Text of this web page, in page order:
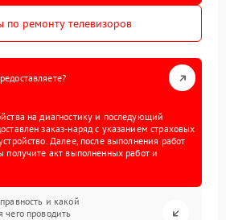
по ремонту телевизоров
на диагностику и последующий
заказ-наряд с указанием страховых
Далее, после выполнения работ
получите акт выполненных работ и
и какой
проводить